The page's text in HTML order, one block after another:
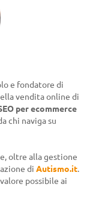
e fondatore di
vendita online di
per ecommerce
chi naviga su
oltre alla gestione
di Autismo.it.
possibile ai